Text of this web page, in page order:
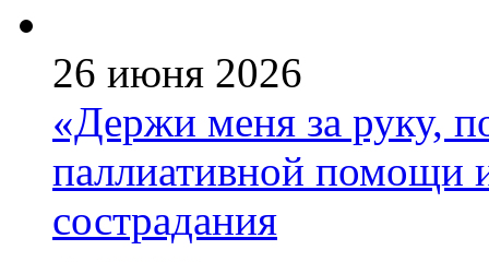
26 июня 2026
«Держи меня за руку,
паллиативной помощи
сострадания